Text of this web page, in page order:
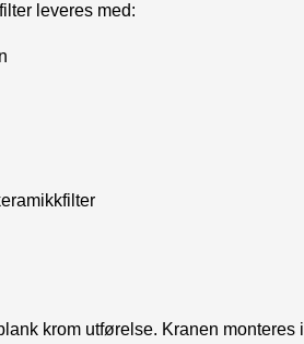
leveres med:
krom utførelse. Kranen